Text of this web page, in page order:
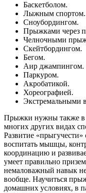
Баскетболом.
Лыжным спортом.
Сноубордингом.
Прыжками через
Челночными
Скейтбордингом.
Бегом.
Аир джампингом.
Паркуром.
Акробатикой.
Хореографией.
Экстремальными
Прыжки нужны также в
многих других видах
Развитие
воспитать мышцы,
координацию и
умеет правильно
немаловажный навык
вообще. Научиться
домашних условиях, в